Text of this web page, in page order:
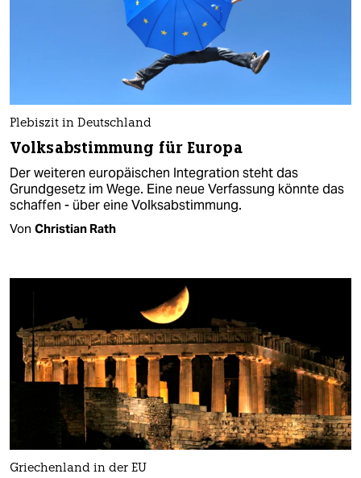
Plebiszit in Deutschland
Volksabstimmung für Europa
Der weiteren europäischen Integration steht das
Grundgesetz im Wege. Eine neue Verfassung könnte das
schaffen - über eine Volksabstimmung.
Von Christian Rath
Griechenland in der EU